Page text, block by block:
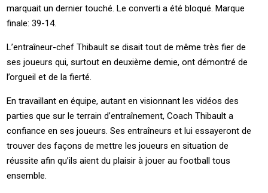
marquait un dernier touché. Le converti a été bloqué. Marque
finale: 39-14.
L’entraîneur-chef Thibault se disait tout de même très fier de
ses joueurs qui, surtout en deuxième demie, ont démontré de
l’orgueil et de la fierté.
En travaillant en équipe, autant en visionnant les vidéos des
parties que sur le terrain d’entraînement, Coach Thibault a
confiance en ses joueurs. Ses entraîneurs et lui essayeront de
trouver des façons de mettre les joueurs en situation de
réussite afin qu’ils aient du plaisir à jouer au football tous
ensemble.